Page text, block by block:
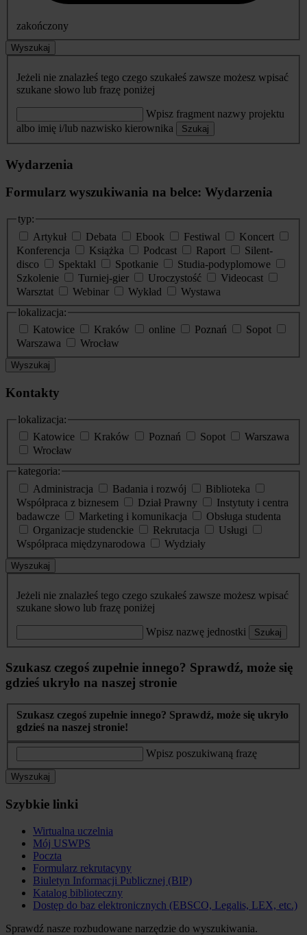
zakończony
Wyszukaj
Jeżeli nie znalazłeś tego czego szukałeś zawsze możesz wpisać
szukane słowo lub frazę poniżej
Wpisz fragment nazwy projektu
albo imię i/lub nazwisko kierownika
Szukaj
Wydarzenia
Formularz wyszukiwania na belce: Wydarzenia
typ:
Artykuł
Debata Ebook Festiwal
Koncert
Konferencja
Książka Podcast Raport
Silent-
disco
Spektakl Spotkanie
Studia-podyplomowe
Szkolenie
Turniej-gier Uroczystość
Videocast
Warsztat
Webinar Wykład
Wystawa
lokalizacja:
Katowice
Kraków online Poznań
Sopot
Warszawa
Wrocław
Wyszukaj
Kontakty
lokalizacja:
Katowice
Kraków Poznań Sopot
Warszawa
Wrocław
kategoria:
Administracja
Badania i rozwój
Biblioteka
Współpraca z biznesem
Dział Prawny
Instytuty i centra
badawcze
Marketing i komunikacja
Obsługa studenta
Organizacje studenckie
Rekrutacja
Usługi
Współpraca międzynarodowa
Wydziały
Wyszukaj
Jeżeli nie znalazłeś tego czego szukałeś zawsze możesz wpisać
szukane słowo lub frazę poniżej
Wpisz nazwę jednostki Szukaj
Szukasz czegoś zupełnie innego? Sprawdź, może się
gdzieś ukryło na naszej stronie
Szukasz czegoś zupełnie innego? Sprawdź, może się ukryło
gdzieś na naszej stronie!
Wpisz poszukiwaną frazę
Wyszukaj
Szybkie linki
Wirtualna uczelnia
Mój USWPS
Poczta
Formularz rekrutacyny
Biuletyn Informacji Publicznej (BIP)
Katalog biblioteczny
Dostęp do baz elektronicznych (EBSCO, Legalis, LEX, etc.)
Sprawdź nasze rozbudowane narzędzie do wyszukiwania.